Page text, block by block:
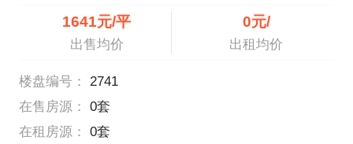
1641元/平
出售均价
0元/
出租均价
楼盘编号：
2741
在售房源：
0套
在租房源：
0套